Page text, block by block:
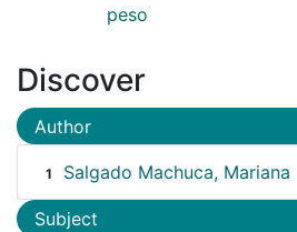
peso
Discover
Author
1 Salgado Machuca, Mariana
Subject